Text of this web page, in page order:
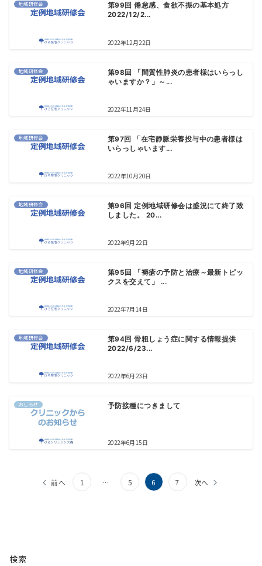
地域研修会
第99回 倦怠感、食欲不振の基本処方
2022/12/2...
2022年12月22日
地域研修会
第98回 「間質性肺炎の患者様はいらっし
ゃいますか？」～...
2022年11月24日
地域研修会
第97回 「在宅静脈栄養投与中の患者様は
いらっしゃいます...
2022年10月20日
地域研修会
第96回 定例地域研修会は盛況にて終了致
しました。 20...
2022年9月22日
地域研修会
第95回 「褥瘡の予防と治療～最新トピッ
クスを交えて」 ...
2022年7月14日
地域研修会
第94回 骨粗しょう症に関する情報提供
2022/6/23...
2022年6月23日
おしらせ 予防接種につきまして
2022年6月15日
前へ 1 … 5 6 7 次へ
検索